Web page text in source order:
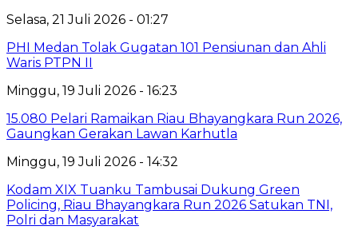
Selasa, 21 Juli 2026 - 01:27
PHI Medan Tolak Gugatan 101 Pensiunan dan Ahli
Waris PTPN II
Minggu, 19 Juli 2026 - 16:23
15.080 Pelari Ramaikan Riau Bhayangkara Run 2026,
Gaungkan Gerakan Lawan Karhutla
Minggu, 19 Juli 2026 - 14:32
Kodam XIX Tuanku Tambusai Dukung Green
Policing, Riau Bhayangkara Run 2026 Satukan TNI,
Polri dan Masyarakat